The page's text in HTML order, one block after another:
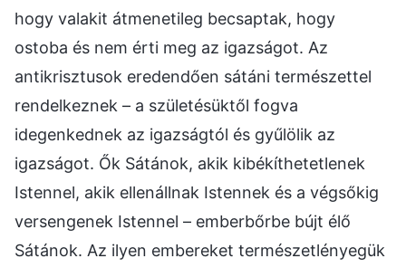
hogy valakit átmenetileg becsaptak, hogy
ostoba és nem érti meg az igazságot. Az
antikrisztusok eredendően sátáni természettel
rendelkeznek – a születésüktől fogva
idegenkednek az igazságtól és gyűlölik az
igazságot. Ők Sátánok, akik kibékíthetetlenek
Istennel, akik ellenállnak Istennek és a végsőkig
versengenek Istennel – emberbőrbe bújt élő
Sátánok. Az ilyen embereket természetlényegük